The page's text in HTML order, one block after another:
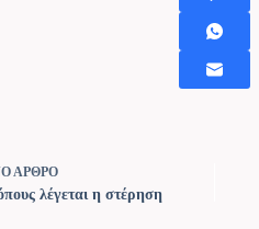
ΑΡΘΡΟ
λέγεται η στέρηση